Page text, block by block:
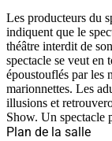
Les producteurs du
indiquent que le
théâtre interdit de
spectacle se veut en
époustouflés par les
marionnettes. Les
illusions et
Show. Un spectacle
Plan de la salle